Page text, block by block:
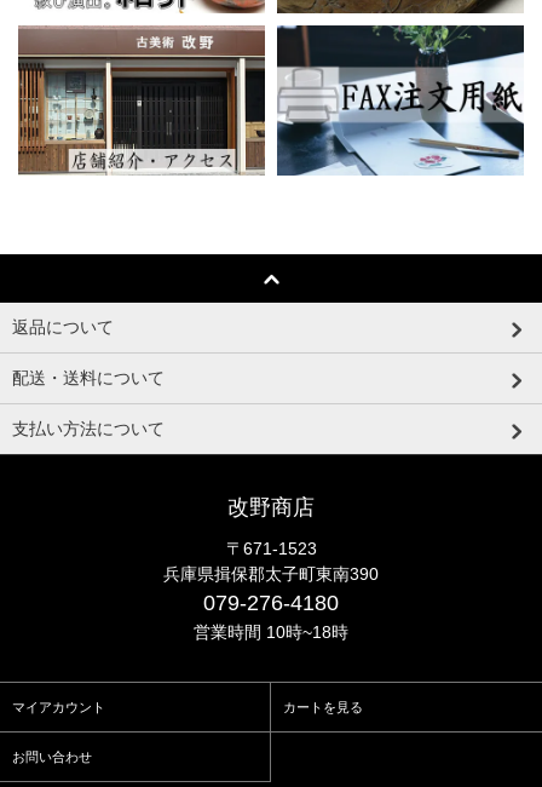
返品について
配送・送料について
支払い方法について
改野商店
〒671-1523
兵庫県揖保郡太子町東南390
079-276-4180
営業時間 10時~18時
マイアカウント カートを見る
お問い合わせ